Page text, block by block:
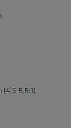
(4,5-5,5:1),